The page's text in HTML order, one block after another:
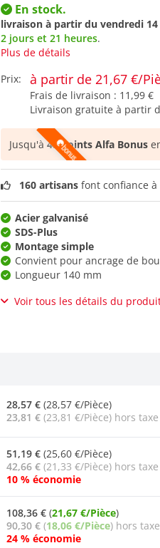
En stock.
livraison à partir du vendredi
2 jours et 21 heures.
Plus de détails
Prix:
à partir de 21,67 €/
Frais de livraison : 11,99 €
Livraison gratuite à partir
Jusqu'à45 points Alfa Bonus
160 artisans font confiance
Acier galvanisé
SDS-Plus
Montage simple
Convient pour ancrage de
Longueur 140 mm
Voir tous les détails du
28,57 € (28,57 €/Pièce)
23,81 € (23,81 €/Pièce) hors taxe
51,19 € (25,60 €/Pièce)
42,66 € (21,33 €/Pièce) hors taxe
10 % économie
108,36 € (21,67 €/Pièce)
90,30 € (18,06 €/Pièce) hors taxe
24 % économie